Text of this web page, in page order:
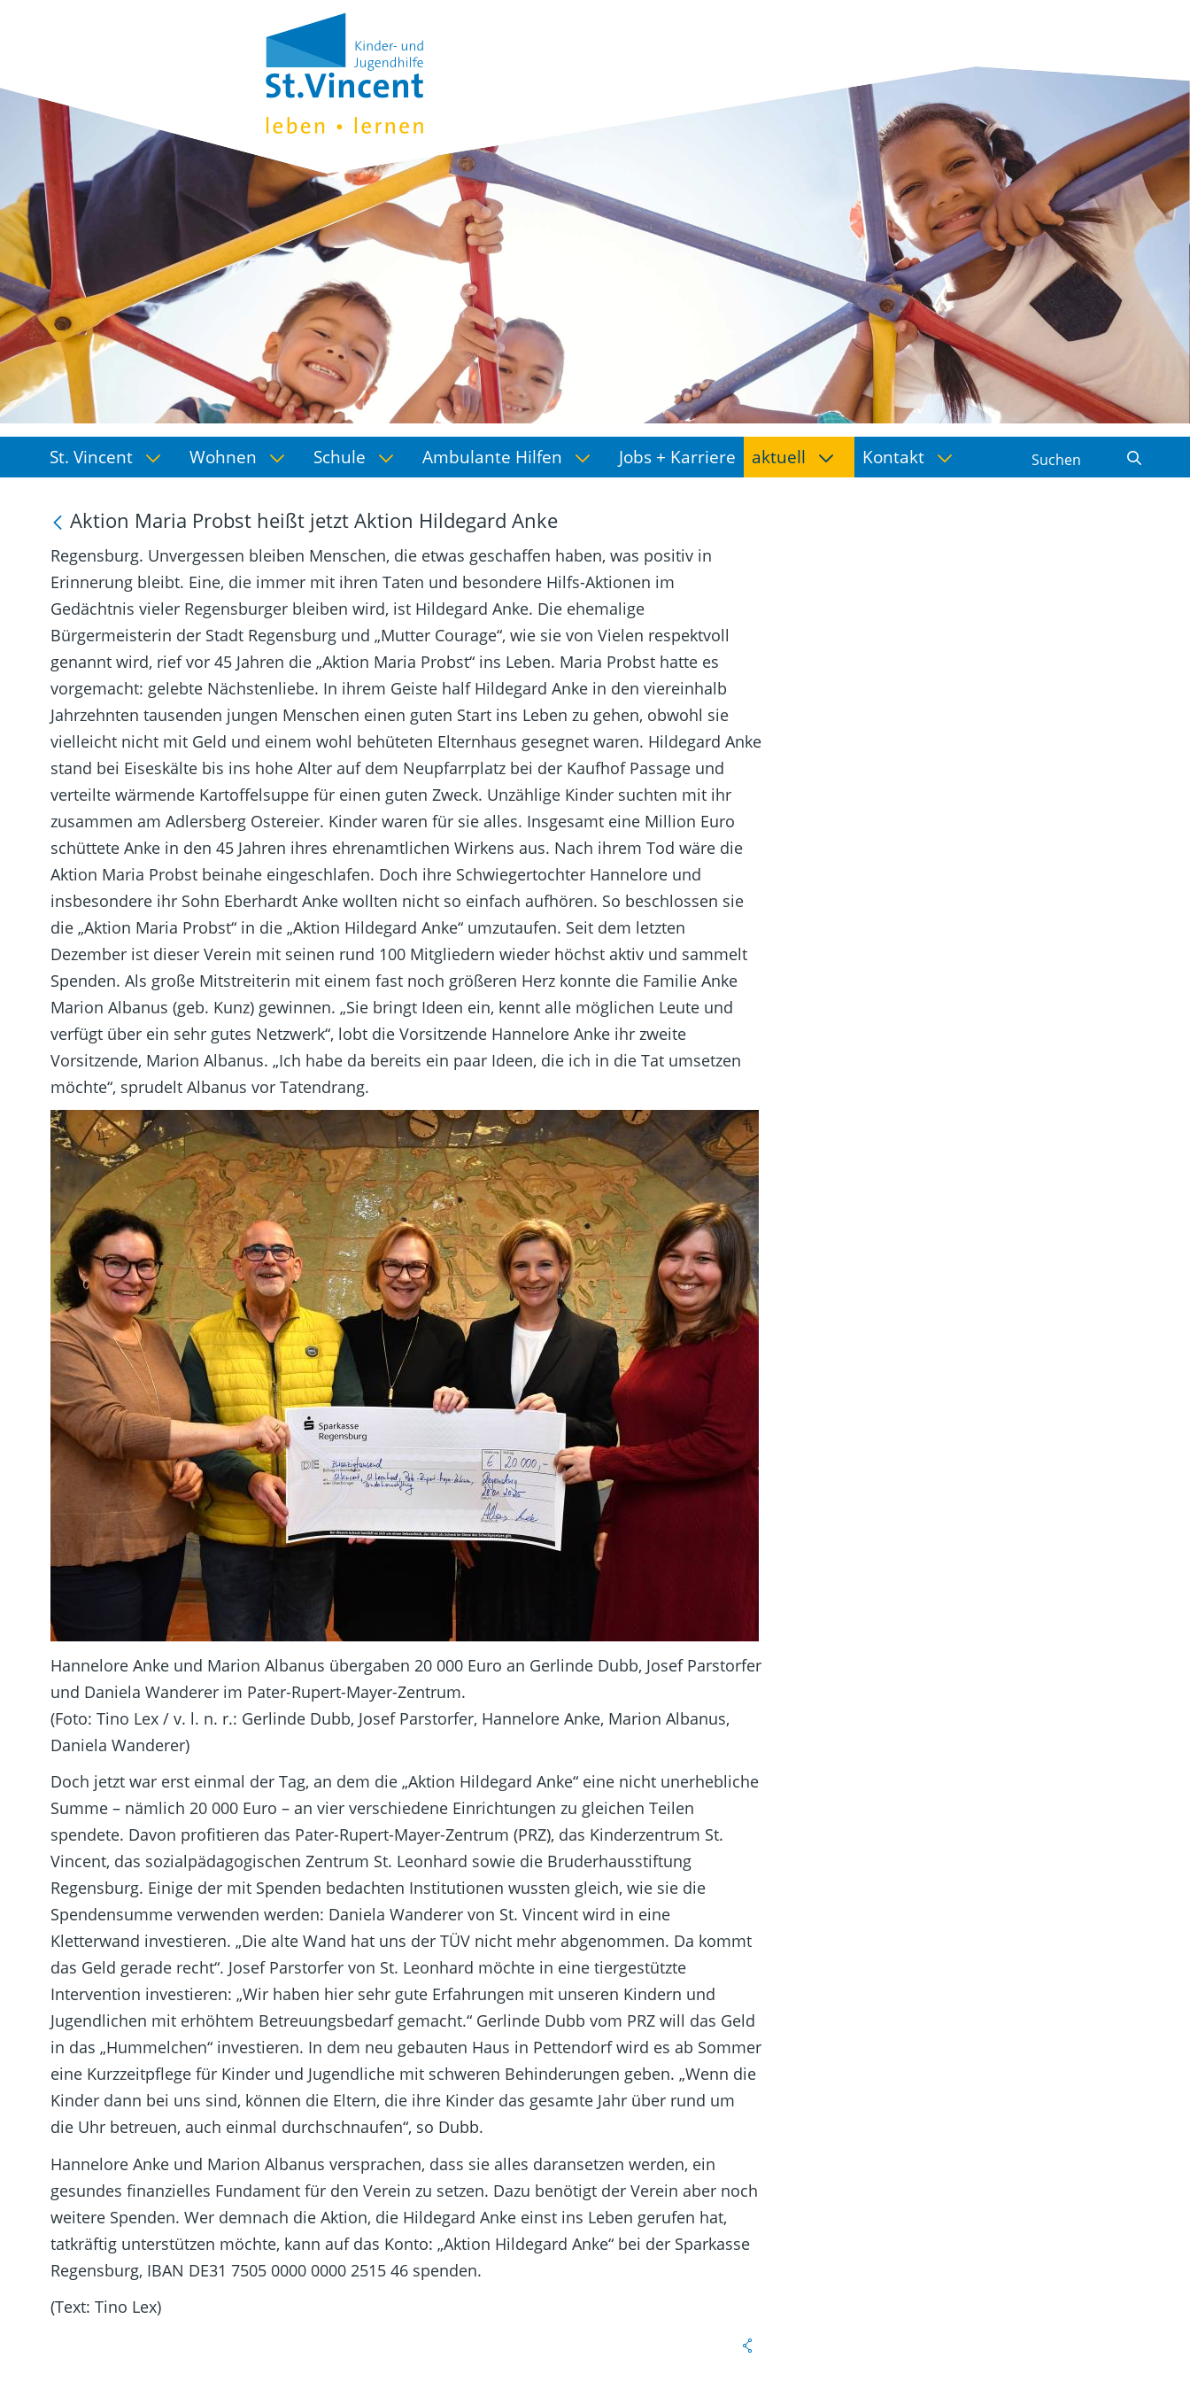
St. Vincent Wohnen Schule Ambulante Hilfen Jobs + Karriere aktuell Kontakt
Aktion Maria Probst heißt jetzt Aktion Hildegard Anke
Regensburg. Unvergessen bleiben Menschen, die etwas geschaffen haben, was positiv in
Erinnerung bleibt. Eine, die immer mit ihren Taten und besondere Hilfs-Aktionen im
Gedächtnis vieler Regensburger bleiben wird, ist Hildegard Anke. Die ehemalige
Bürgermeisterin der Stadt Regensburg und „Mutter Courage“, wie sie von Vielen respektvoll
genannt wird, rief vor 45 Jahren die „Aktion Maria Probst“ ins Leben. Maria Probst hatte es
vorgemacht: gelebte Nächstenliebe. In ihrem Geiste half Hildegard Anke in den viereinhalb
Jahrzehnten tausenden jungen Menschen einen guten Start ins Leben zu gehen, obwohl sie
vielleicht nicht mit Geld und einem wohl behüteten Elternhaus gesegnet waren. Hildegard Anke
stand bei Eiseskälte bis ins hohe Alter auf dem Neupfarrplatz bei der Kaufhof Passage und
verteilte wärmende Kartoffelsuppe für einen guten Zweck. Unzählige Kinder suchten mit ihr
zusammen am Adlersberg Ostereier. Kinder waren für sie alles. Insgesamt eine Million Euro
schüttete Anke in den 45 Jahren ihres ehrenamtlichen Wirkens aus. Nach ihrem Tod wäre die
Aktion Maria Probst beinahe eingeschlafen. Doch ihre Schwiegertochter Hannelore und
insbesondere ihr Sohn Eberhardt Anke wollten nicht so einfach aufhören. So beschlossen sie
die „Aktion Maria Probst“ in die „Aktion Hildegard Anke“ umzutaufen. Seit dem letzten
Dezember ist dieser Verein mit seinen rund 100 Mitgliedern wieder höchst aktiv und sammelt
Spenden. Als große Mitstreiterin mit einem fast noch größeren Herz konnte die Familie Anke
Marion Albanus (geb. Kunz) gewinnen. „Sie bringt Ideen ein, kennt alle möglichen Leute und
verfügt über ein sehr gutes Netzwerk“, lobt die Vorsitzende Hannelore Anke ihr zweite
Vorsitzende, Marion Albanus. „Ich habe da bereits ein paar Ideen, die ich in die Tat umsetzen
möchte“, sprudelt Albanus vor Tatendrang.
Hannelore Anke und Marion Albanus übergaben 20 000 Euro an Gerlinde Dubb, Josef Parstorfer
und Daniela Wanderer im Pater-Rupert-Mayer-Zentrum.
(Foto: Tino Lex / v. l. n. r.: Gerlinde Dubb, Josef Parstorfer, Hannelore Anke, Marion Albanus,
Daniela Wanderer)
Doch jetzt war erst einmal der Tag, an dem die „Aktion Hildegard Anke“ eine nicht unerhebliche
Summe – nämlich 20 000 Euro – an vier verschiedene Einrichtungen zu gleichen Teilen
spendete. Davon profitieren das Pater-Rupert-Mayer-Zentrum (PRZ), das Kinderzentrum St.
Vincent, das sozialpädagogischen Zentrum St. Leonhard sowie die Bruderhausstiftung
Regensburg. Einige der mit Spenden bedachten Institutionen wussten gleich, wie sie die
Spendensumme verwenden werden: Daniela Wanderer von St. Vincent wird in eine
Kletterwand investieren. „Die alte Wand hat uns der TÜV nicht mehr abgenommen. Da kommt
das Geld gerade recht“. Josef Parstorfer von St. Leonhard möchte in eine tiergestützte
Intervention investieren: „Wir haben hier sehr gute Erfahrungen mit unseren Kindern und
Jugendlichen mit erhöhtem Betreuungsbedarf gemacht.“ Gerlinde Dubb vom PRZ will das Geld
in das „Hummelchen“ investieren. In dem neu gebauten Haus in Pettendorf wird es ab Sommer
eine Kurzzeitpflege für Kinder und Jugendliche mit schweren Behinderungen geben. „Wenn die
Kinder dann bei uns sind, können die Eltern, die ihre Kinder das gesamte Jahr über rund um
die Uhr betreuen, auch einmal durchschnaufen“, so Dubb.
Hannelore Anke und Marion Albanus versprachen, dass sie alles daransetzen werden, ein
gesundes finanzielles Fundament für den Verein zu setzen. Dazu benötigt der Verein aber noch
weitere Spenden. Wer demnach die Aktion, die Hildegard Anke einst ins Leben gerufen hat,
tatkräftig unterstützen möchte, kann auf das Konto: „Aktion Hildegard Anke“ bei der Sparkasse
Regensburg, IBAN DE31 7505 0000 0000 2515 46 spenden.
(Text: Tino Lex)